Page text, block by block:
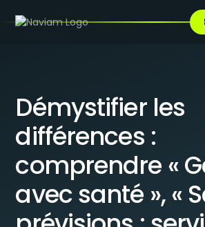
BLOG / DÉMYSTIFIER LES DIFFÉRENCES :
SANTÉ », « SANTÉ ET PRÉVISIONS :
« SANTÉ, SÉCURITÉ ET ENVIRONNEMENT »
Démystifier les
différences :
comprendre «
avec santé », «